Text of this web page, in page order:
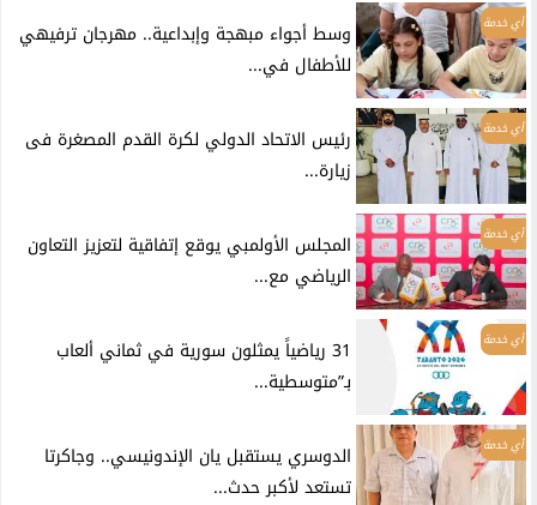
أي خدمة
وسط أجواء مبهجة وإبداعية.. مهرجان ترفيهي
للأطفال في...
أي خدمة
رئيس الاتحاد الدولي لكرة القدم المصغرة فى
زيارة...
أي خدمة
المجلس الأولمبي يوقع إتفاقية لتعزيز التعاون
الرياضي مع...
أي خدمة
31 رياضياً يمثلون سورية في ثماني ألعاب
بـ”متوسطية...
أي خدمة
الدوسري يستقبل يان الإندونيسي.. وجاكرتا
تستعد لأكبر حدث...